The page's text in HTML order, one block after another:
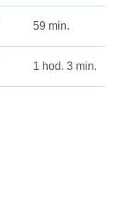
59 min.
1 hod. 3 min.